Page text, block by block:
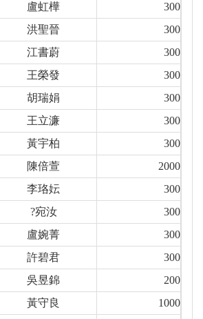
盧虹樺
300
洪聖晉
300
江書蔚
300
王榮發
300
胡瑞娟
300
王立濂
300
黃宇柏
300
陳倍萱
2000
李珞妘
300
?宛汝
300
盧婉菁
300
許碧君
300
吳昱錦
200
黃守良
1000